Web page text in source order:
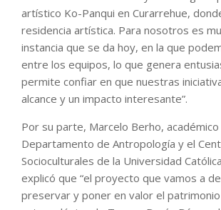
artístico Ko-Panqui en Curarrehue,
residencia artística. Para nosotros es
instancia que se da hoy, en la que
entre los equipos, lo que genera
permite confiar en que nuestras
alcance y un impacto interesante”.
Por su parte, Marcelo Berho, académico
Departamento de Antropología y el
Socioculturales de la Universidad
explicó que “el proyecto que vamos a
preservar y poner en valor el